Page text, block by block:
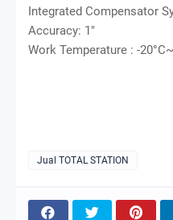
Integrated Compensator
Accuracy: 1″
Work Temperature : -
Jual TOTAL STATION